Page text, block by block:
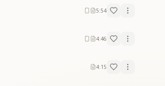
5:54
4:46
4:15